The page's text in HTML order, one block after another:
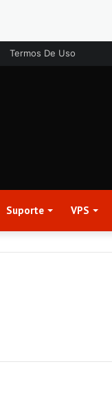
Termos De Uso
Suporte VPS